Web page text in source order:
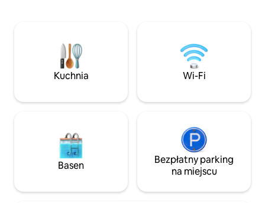
miastach. "HAKUNA MATATA"
skalowanym
którym
doskonałej
nonsensu.
Kuchnia Wi-Fi
Basen
Bezpłatny parking
na miejscu